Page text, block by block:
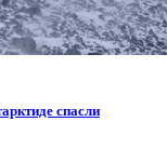
спасли